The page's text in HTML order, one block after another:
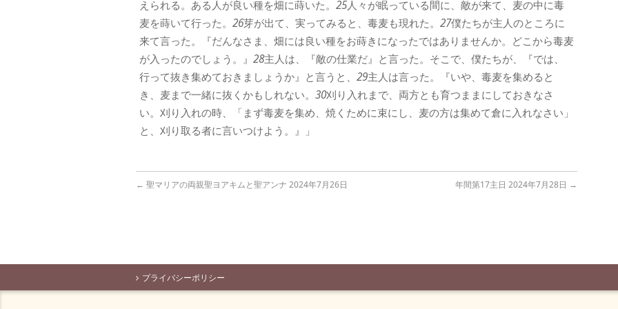
えられる。ある人が良い種を畑に蒔いた。 25人々が眠っている間に、敵が来て、麦の中に毒
麦を蒔いて行った。 26芽が出て、実ってみると、毒麦も現れた。 27僕たちが主人のところに
来て言った。『だんなさま、畑には良い種をお蒔きになったではありませんか。どこから毒麦
が入ったのでしょう。』 28主人は、『敵の仕業だ』と言った。そこで、僕たちが、『では、
行って抜き集めておきましょうか』と言うと、 29主人は言った。『いや、毒麦を集めると
き、麦まで一緒に抜くかもしれない。 30刈り入れまで、両方とも育つままにしておきなさ
い。刈り入れの時、「まず毒麦を集め、焼くために束にし、麦の方は集めて倉に入れなさい」
と、刈り取る者に言いつけよう。』」
← 聖マリアの両親聖ヨアキムと聖アンナ 2024年7月26日 年間第17主日 2024年7月28日 →
プライバシーポリシー